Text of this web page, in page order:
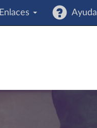
Ayuda